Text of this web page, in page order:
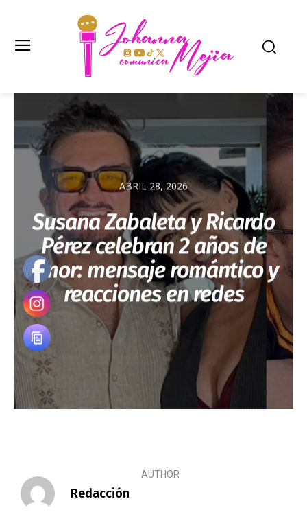
ABRIL 28, 2026
Susana Zabaleta y Ricardo
Pérez celebran 2 años de
amor: mensaje romántico y
reacciones en redes
AUTHOR
Redacción